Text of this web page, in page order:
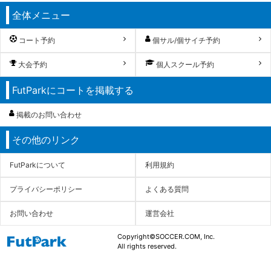
全体メニュー
コート予約 個サル/個サイチ予約
大会予約 個人スクール予約
FutParkにコートを掲載する
掲載のお問い合わせ
その他のリンク
FutParkについて 利用規約
プライバシーポリシー よくある質問
お問い合わせ 運営会社
Copyright©SOCCER.COM, Inc.
All rights reserved.